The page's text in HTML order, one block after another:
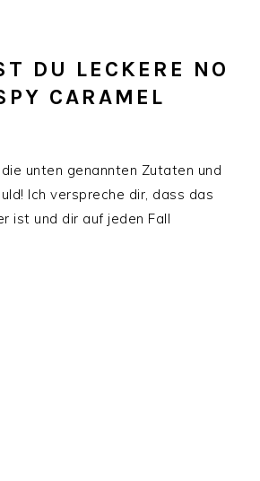
DU LECKERE NO
CARAMEL
unten genannten Zutaten und
Ich verspreche dir, dass das
ist und dir auf jeden Fall